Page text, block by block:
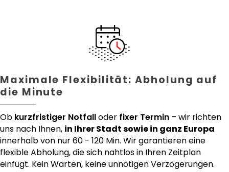
Maximale Flexibilität: Abholung auf
die Minute
Ob kurzfristiger Notfalloder fixer Termin – wir richten
uns nach Ihnen, in Ihrer Stadt sowie in ganz Europa
innerhalb von nur 60 - 120 Min. Wir garantieren eine
flexible Abholung, die sich nahtlos in Ihren Zeitplan
einfügt. Kein Warten, keine unnötigen Verzögerungen.